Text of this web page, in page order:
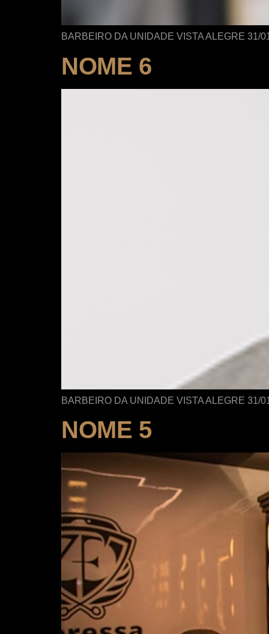
BARBEIRO DA UNIDADE VISTA ALEGRE 31/
NOME 6
BARBEIRO DA UNIDADE VISTA ALEGRE 31/
NOME 5